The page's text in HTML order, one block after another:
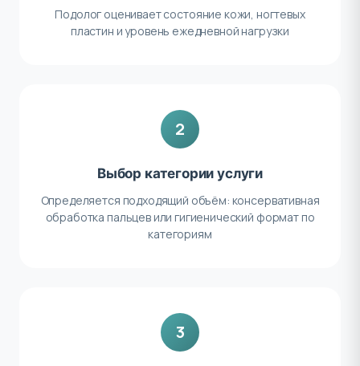
Подолог оценивает состояние кожи, ногтевых
пластин и уровень ежедневной нагрузки
2
Выбор категории услуги
Определяется подходящий объём: консервативная
обработка пальцев или гигиенический формат по
категориям
3